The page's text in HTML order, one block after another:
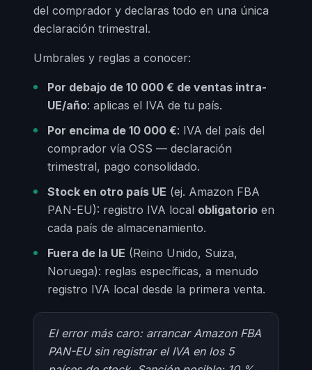
del comprador y declaras todo en una única
declaración trimestral.
Umbrales y reglas a conocer:
Por debajo de 10 000 € de ventas intra-
UE/año: aplicas el IVA de tu país.
Por encima de 10 000 €: IVA del país del
comprador vía OSS — declaración
trimestral, pago consolidado.
Stock en otro país UE (ej. Amazon FBA
PAN-EU): registro IVA local obligatorio en
cada país de almacenamiento.
Fuera de la UE (Reino Unido, Suiza,
Noruega): reglas específicas, a menudo
registro IVA local desde la primera venta.
El error más caro: arrancar Amazon FBA
PAN-EU sin registrar el IVA en los 5